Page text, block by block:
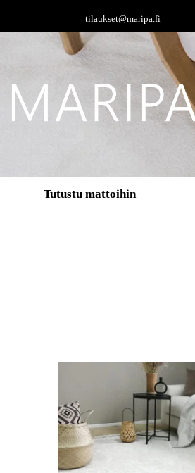
tilaukset@maripa.fi
Tutustu mattoihin